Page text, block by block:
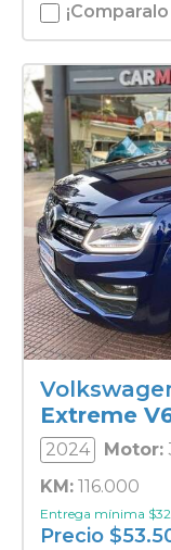
Extreme
2024 Motor:
KM: 116.000
Entrega mínima $
Precio $